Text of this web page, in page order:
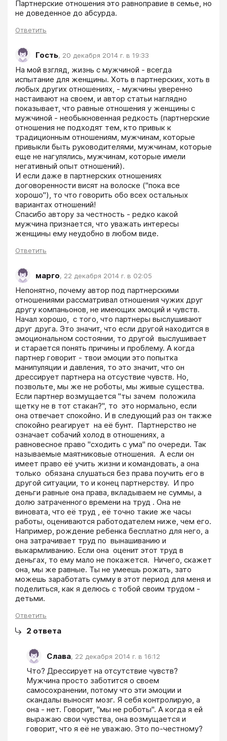
Партнерские отношения это равноправие в семье, но
не доведенное до абсурда.
Ответить
Гость, 20 декабря 2014 г. в 19:33
На мой взгляд, жизнь с мужчиной - всегда
испытание для женщины. Хоть в партнерских, хоть в
любых других отношениях, - мужчины уверенно
настаивают на своем, и автор статьи наглядно
показывает, что равные отношения у женщины с
мужчиной - необыкновенная редкость (партнерские
отношения не подходят тем, кто привык к
традиционным отношениям, мужчинам, которые
привыкли быть руководителями, мужчинам, которые
еще не нагулялись, мужчинам, которые имели
негативный опыт отношений).
И если даже в партнерских отношениях
договоренности висят на волоске ("пока все
хорошо"), то что говорить обо всех остальных
вариантах отношений!
Спасибо автору за честность - редко какой
мужчина признается, что уважать интересы
женщины ему неудобно в любом виде.
Ответить
марго, 22 декабря 2014 г. в 02:05
Непонятно, почему автор под партнерскими
отношениями рассматривал отношения чужих друг
другу компаньонов, не имеющих эмоций и чувств.
Начал хорошо,  с того, что партнеры выслушивают
друг друга. Это значит, что если другой находится в
эмоциональном состоянии, то другой  выслушивает
и старается понять причины и проблему. А когда
партнер говорит - твои эмоции это попытка
манипуляции и давления, то это значит, что он
дрессирует партнера на отсуствие чувств. Но,
позвольте, мы же не роботы, мы живые существа.
Если партнер возмущается "ты зачем  положила
щетку не в тот стакан?", то  это нормально, если
она отвечает спокойно. И в следующий раз он также
спокойно реагирует  на её бунт.  Партнерство не
означает собачий холод в отношениях, а
равновесное право "сходить с ума" по очереди. Так
называемые маятниковые отношения.  А если он
имеет право её учить жизни и командовать, а она
только  обязана слушаться без права поучить его в
другой ситуации, то и конец партнерству.  И про
деньги равные она права, вкладываем не суммы, а
долю затраченного времени на труд . Она не
виновата, что её труд , её точно такие же часы
работы, оцениваются работодателем ниже, чем его.
Например, рождение ребенка бесплатно для него, а
она затрачивает труд по  вынашиванию и
выкармливанию. Если она  оценит этот труд в
деньгах, то ему мало не покажется.  Ничего, скажет
она, мы же равные. Ты не умеешь рожать, зато
можешь заработать сумму в этот период для меня и
поделиться, как я делюсь с тобой своим трудом -
детьми.
Ответить
2 ответа
Слава, 22 декабря 2014 г. в 16:12
Что? Дрессирует на отсутствие чувств?
Мужчина просто заботится о своем
самосохранении, потому что эти эмоции и
скандалы выносят мозг. Я себя контролирую, а
она - нет. Говорит, "мы не роботы". А когда я ей
выражаю свои чувства, она возмущается и
говорит, что я её не уважаю. Это по-честному?